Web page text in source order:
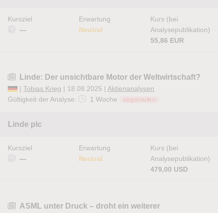
Kursziel
—
Erwartung
Neutral
Kurs (bei
Analysepublikation)
55,86 EUR
Linde: Der unsichtbare Motor der Weltwirtschaft?
| Tobias Krieg | 18.08.2025 | Aktienanalysen
Gültigkeit der Analyse:
1 Woche abgelaufen
Linde plc
Kursziel
—
Erwartung
Neutral
Kurs (bei
Analysepublikation)
479,00 USD
ASML unter Druck – droht ein weiterer